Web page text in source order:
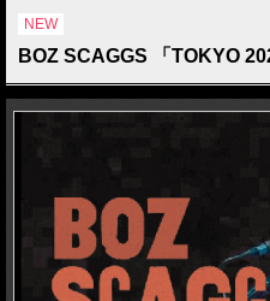
NEW
BOZ SCAGGS 「TOKYO